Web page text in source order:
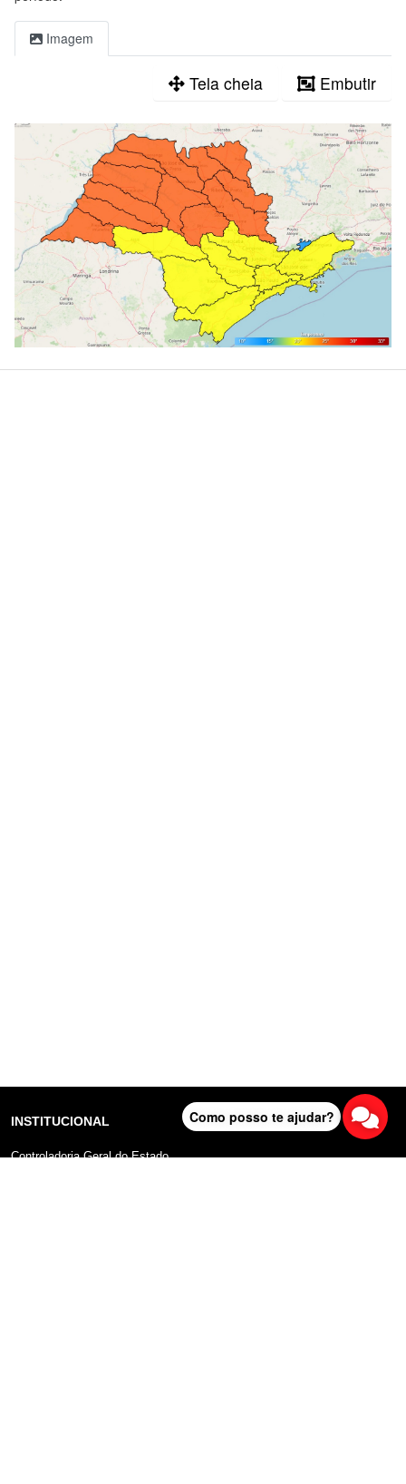
Imagem
Tela cheia Embutir
INSTITUCIONAL
Controladoria Geral do Estado
Como posso te ajudar?